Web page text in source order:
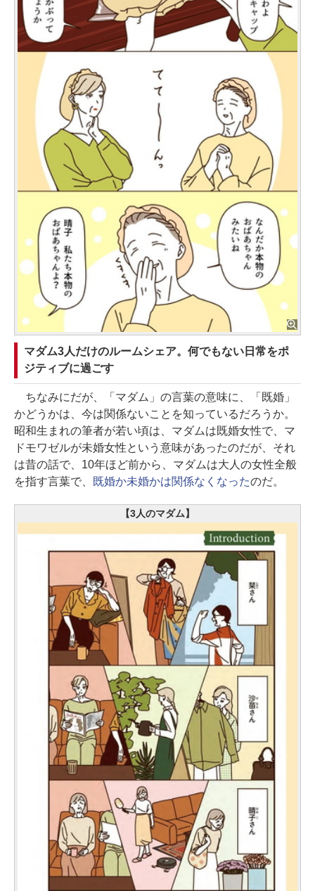
マダム3人だけのルームシェア。何でもない日常をポ
ジティブに過ごす
ちなみにだが、「マダム」の言葉の意味に、「既婚」
かどうかは、今は関係ないことを知っているだろうか。
昭和生まれの筆者が若い頃は、マダムは既婚女性で、マ
ドモワゼルが未婚女性という意味があったのだが、それ
は昔の話で、10年ほど前から、マダムは大人の女性全般
を指す言葉で、
既婚か未婚かは関係なくなったのだ。
【3人のマダム】